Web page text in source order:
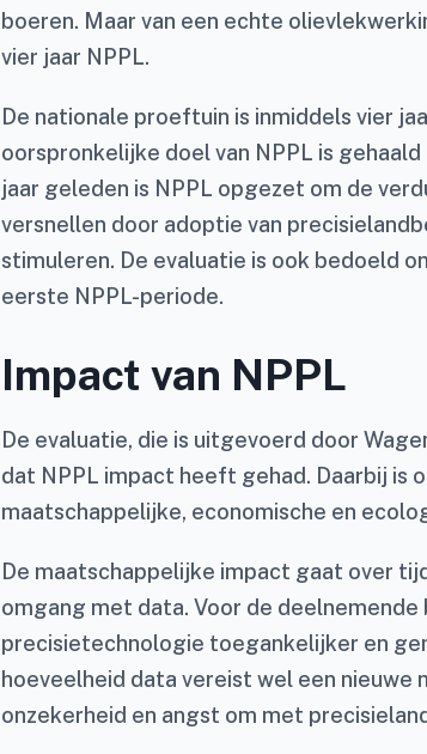
boeren. Maar van een echte
vier jaar NPPL.
De nationale proeftuin is inmiddels vier
oorspronkelijke doel van NPPL is
jaar geleden is NPPL opgezet om de
versnellen door adoptie van
stimuleren. De evaluatie is ook bedoeld
eerste NPPL-periode.
Impact van NPPL
De evaluatie, die is uitgevoerd door
dat NPPL impact heeft gehad. Daarbij is
maatschappelijke, economische en
De maatschappelijke impact gaat over
omgang met data. Voor de
precisietechnologie toegankelijker en
hoeveelheid data vereist wel een nieuwe
onzekerheid en angst om met